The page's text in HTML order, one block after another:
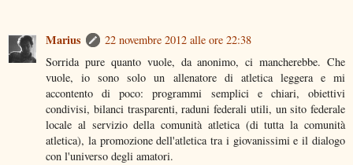
Marius
22 novembre 2012 alle ore 22:38
Sorrida pure quanto vuole, da anonimo, ci mancherebbe. Che
vuole, io sono solo un allenatore di atletica leggera e mi
accontento di poco: programmi semplici e chiari, obiettivi
condivisi, bilanci trasparenti, raduni federali utili, un sito federale
locale al servizio della comunità atletica (di tutta la comunità
atletica), la promozione dell'atletica tra i giovanissimi e il dialogo
con l'universo degli amatori.